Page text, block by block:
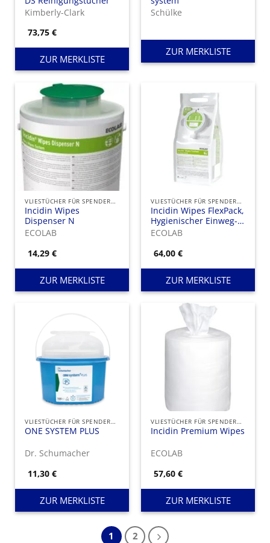
Kimberly-Clark
73,75€
ZUR MERKLISTE
Schülke
ZUR MERKLISTE
VLIESTÜCHER FÜR SPENDEREIMER
Incidin Wipes
Dispenser N
ECOLAB
14,29€
ZUR MERKLISTE
VLIESTÜCHER FÜR SPENDEREIMER
Incidin Wipes FlexPack,
Hygienischer Einweg-
Tuchspender für die
Flächendesinfektion.
ECOLAB
64,00€
ZUR MERKLISTE
VLIESTÜCHER FÜR SPENDEREIMER
ONE SYSTEM PLUS
Dr. Schumacher
11,30€
ZUR MERKLISTE
VLIESTÜCHER FÜR SPENDEREIMER
Incidin Premium Wipes
ECOLAB
57,60€
ZUR MERKLISTE
1 2